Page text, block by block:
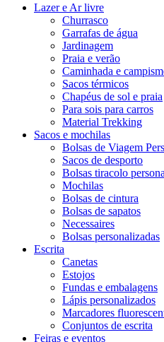
Lazer e Ar livre
Churrasco
Garrafas de água
Jardinagem
Praia e verão
Caminhada e
Sacos térmicos
Chapéus de sol e praia
Para sois para carros
Material Trekking
Sacos e mochilas
Bolsas de Viagem
Sacos de desporto
Bolsas tiracolo
Mochilas
Bolsas de cintura
Bolsas de sapatos
Necessaires
Bolsas personalizadas
Escrita
Canetas
Estojos
Fundas e embalagens
Lápis personalizados
Marcadores
Conjuntos de escrita
Feiras e eventos